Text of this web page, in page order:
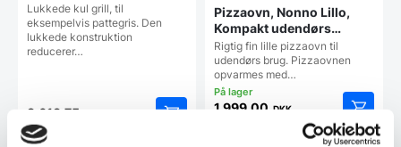
Lukkede kul grill, til
eksempelvis pattegris. Den
lukkede konstruktion
reducerer…
8.618,75
Pizzaovn, Nonno Lillo,
Kompakt udendørs
pizzaovn
Rigtig fin lille pizzaovn til
udendørs brug. Pizzaovnen
opvarmes med…
1.999,00 DKK